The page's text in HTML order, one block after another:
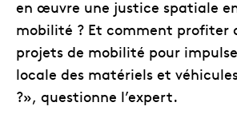
en œuvre une justice spatiale
mobilité ? Et comment profiter
projets de mobilité pour
locale des matériels et
?», questionne l’expert.